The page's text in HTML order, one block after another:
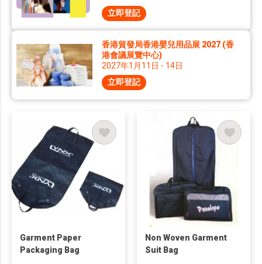
立即登記
香港貿發局香港嬰兒用品展 2027 (香
港會議展覽中心)
2027年1月11日 - 14日
立即登記
Garment Paper
Packaging Bag
Non Woven Garment
Suit Bag